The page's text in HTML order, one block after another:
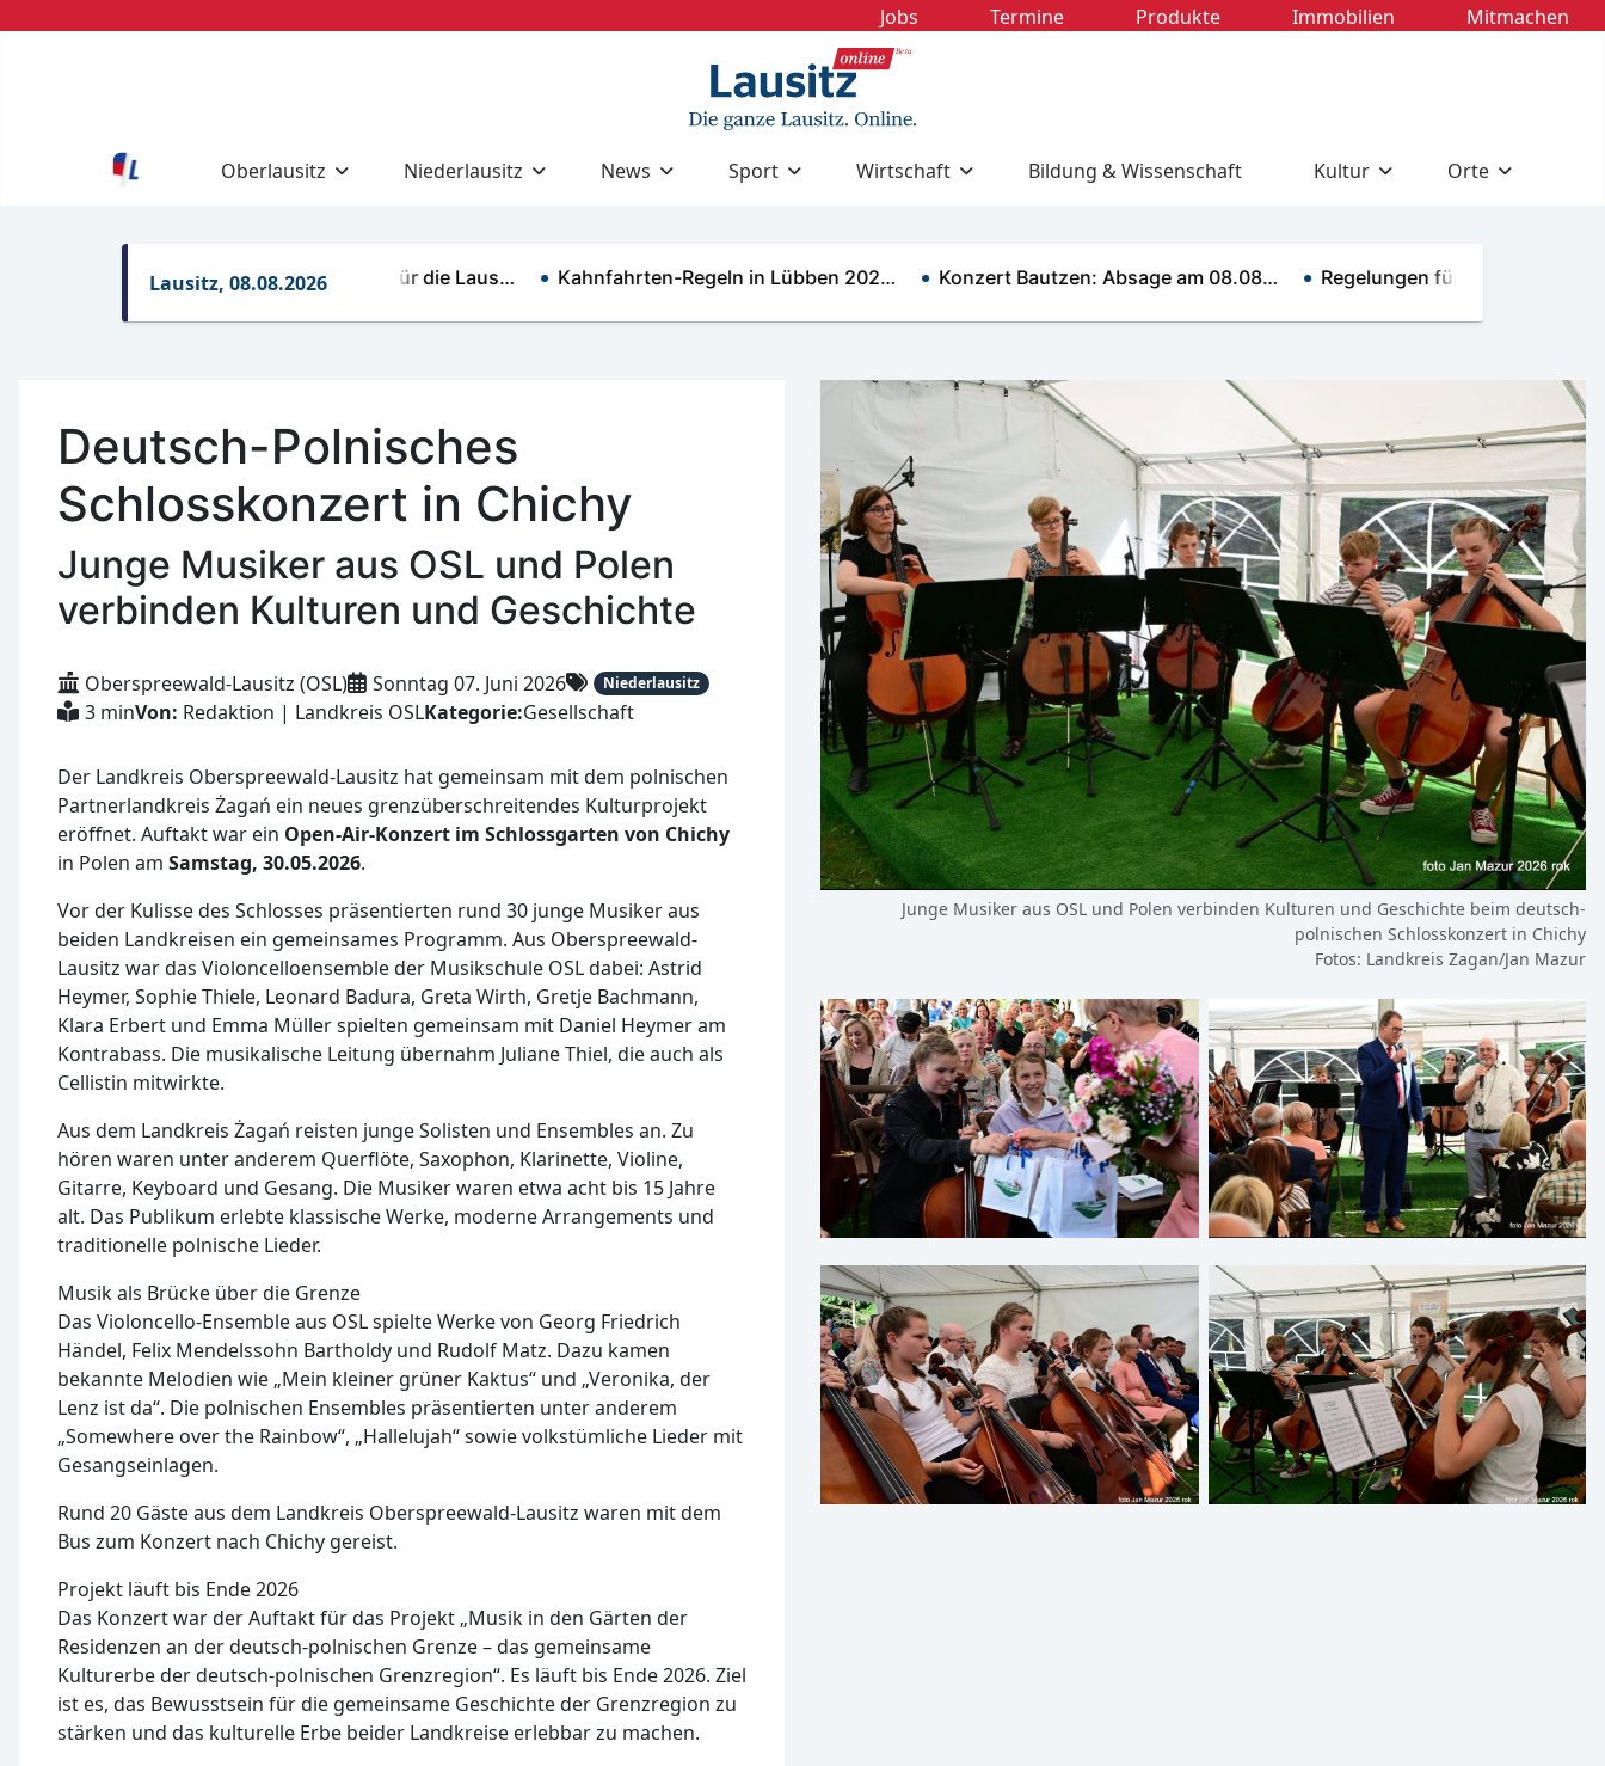
Jobs Termine Produkte Immobilien Mitmachen
Oberlausitz Niederlausitz News Sport Wirtschaft Bildung & Wissenschaft Kultur Orte
Lausitz, 08.08.2026
BTU-Rettungsdrohnen für die Laus… Kahnfahrten-Regeln in Lübben 202… Konzert Bautzen: Absage am 08.08… Regelungen für gewerbliche Kahnf…
Deutsch-Polnisches
Schlosskonzert in Chichy
Junge Musiker aus OSL und Polen
verbinden Kulturen und Geschichte
Oberspreewald-Lausitz (OSL) Sonntag 07. Juni 2026 Niederlausitz
3 minVon: Redaktion | Landkreis OSLKategorie:Gesellschaft
Der Landkreis Oberspreewald-Lausitz hat gemeinsam mit dem polnischen
Partnerlandkreis Żagań ein neues grenzüberschreitendes Kulturprojekt
eröffnet. Auftakt war ein Open-Air-Konzert im Schlossgarten von Chichy
in Polen am Samstag, 30.05.2026.
Vor der Kulisse des Schlosses präsentierten rund 30 junge Musiker aus
beiden Landkreisen ein gemeinsames Programm. Aus Oberspreewald-
Lausitz war das Violoncelloensemble der Musikschule OSL dabei: Astrid
Heymer, Sophie Thiele, Leonard Badura, Greta Wirth, Gretje Bachmann,
Klara Erbert und Emma Müller spielten gemeinsam mit Daniel Heymer am
Kontrabass. Die musikalische Leitung übernahm Juliane Thiel, die auch als
Cellistin mitwirkte.
Aus dem Landkreis Żagań reisten junge Solisten und Ensembles an. Zu
hören waren unter anderem Querflöte, Saxophon, Klarinette, Violine,
Gitarre, Keyboard und Gesang. Die Musiker waren etwa acht bis 15 Jahre
alt. Das Publikum erlebte klassische Werke, moderne Arrangements und
traditionelle polnische Lieder.
Musik als Brücke über die Grenze
Das Violoncello-Ensemble aus OSL spielte Werke von Georg Friedrich
Händel, Felix Mendelssohn Bartholdy und Rudolf Matz. Dazu kamen
bekannte Melodien wie „Mein kleiner grüner Kaktus“ und „Veronika, der
Lenz ist da“. Die polnischen Ensembles präsentierten unter anderem
„Somewhere over the Rainbow“, „Hallelujah“ sowie volkstümliche Lieder mit
Gesangseinlagen.
Rund 20 Gäste aus dem Landkreis Oberspreewald-Lausitz waren mit dem
Bus zum Konzert nach Chichy gereist.
Projekt läuft bis Ende 2026
Das Konzert war der Auftakt für das Projekt „Musik in den Gärten der
Residenzen an der deutsch-polnischen Grenze – das gemeinsame
Kulturerbe der deutsch-polnischen Grenzregion“. Es läuft bis Ende 2026. Ziel
ist es, das Bewusstsein für die gemeinsame Geschichte der Grenzregion zu
stärken und das kulturelle Erbe beider Landkreise erlebbar zu machen.
Junge Musiker aus OSL und Polen verbinden Kulturen und Geschichte beim deutsch-
polnischen Schlosskonzert in Chichy
Fotos: Landkreis Zagan/Jan Mazur